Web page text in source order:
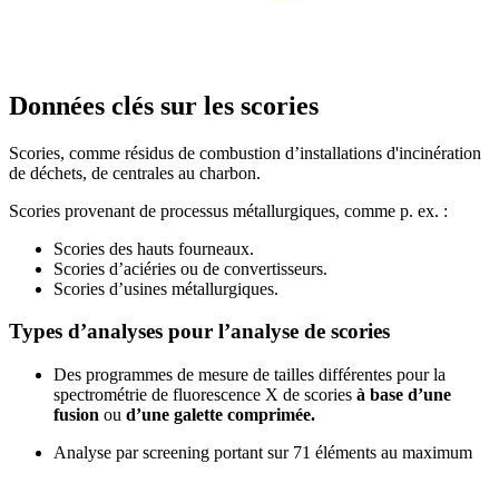
Données clés sur les scories
Scories, comme résidus de combustion d’installations d'incinération
de déchets, de centrales au charbon.
Scories provenant de processus métallurgiques, comme p. ex. :
Scories des hauts fourneaux.
Scories d’aciéries ou de convertisseurs.
Scories d’usines métallurgiques.
Types d’analyses pour l’analyse de scories
Des programmes de mesure de tailles différentes pour la
spectrométrie de fluorescence X de scories à base d’une
fusion ou d’une galette comprimée.
Analyse par screening portant sur 71 éléments au maximum